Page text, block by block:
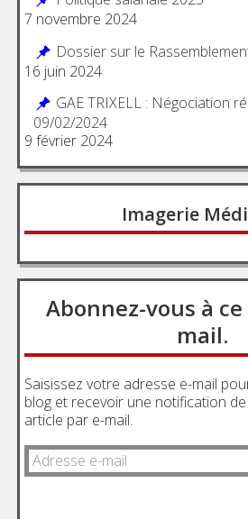
7 novembre 2024
Dossier sur le
16 juin 2024
GAE TRIXELL : Négociation
09/02/2024
9 février 2024
Imagerie
Abonnez-vous à
mail.
Saisissez votre adresse e-mail
blog et recevoir une notification
article par e-mail.
Adresse
e-